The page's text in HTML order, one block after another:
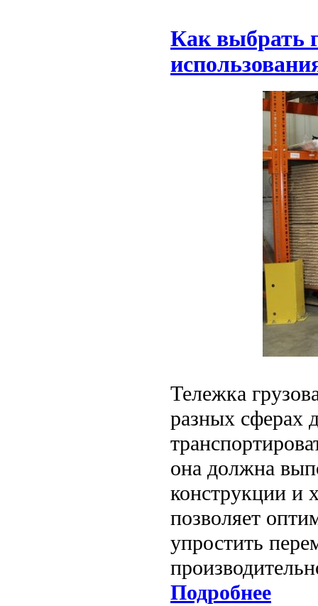
Как выбрать
Тележка
разных сферах
она должна
конструкции и
позволяет
упростить
Подробнее